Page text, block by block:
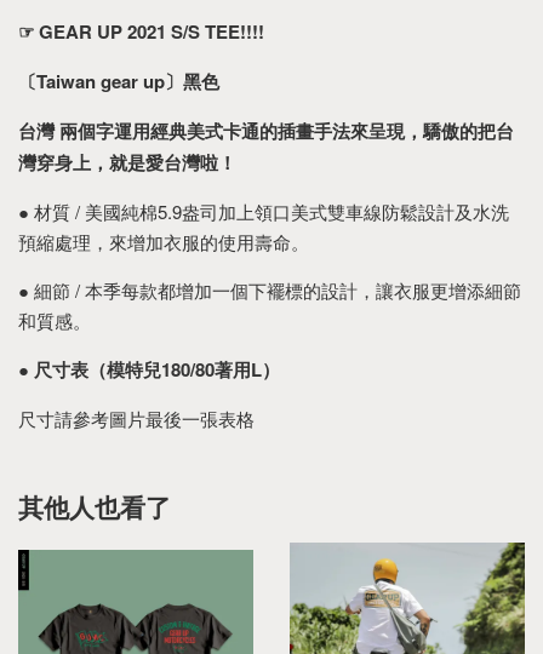
☞ GEAR UP 2021 S/S TEE!!!!
〔Taiwan gear up〕黑色
台灣 兩個字運用經典美式卡通的插畫手法來呈現，驕傲的把台
灣穿身上，就是愛台灣啦！
● 材質 / 美國純棉5.9盎司加上領口美式雙車線防鬆設計及水洗
預縮處理，來增加衣服的使用壽命。
● 細節 / 本季每款都增加一個下襬標的設計，讓衣服更增添細節
和質感。
● 尺寸表（模特兒180/80著用L）
尺寸請參考圖片最後一張表格
其他人也看了